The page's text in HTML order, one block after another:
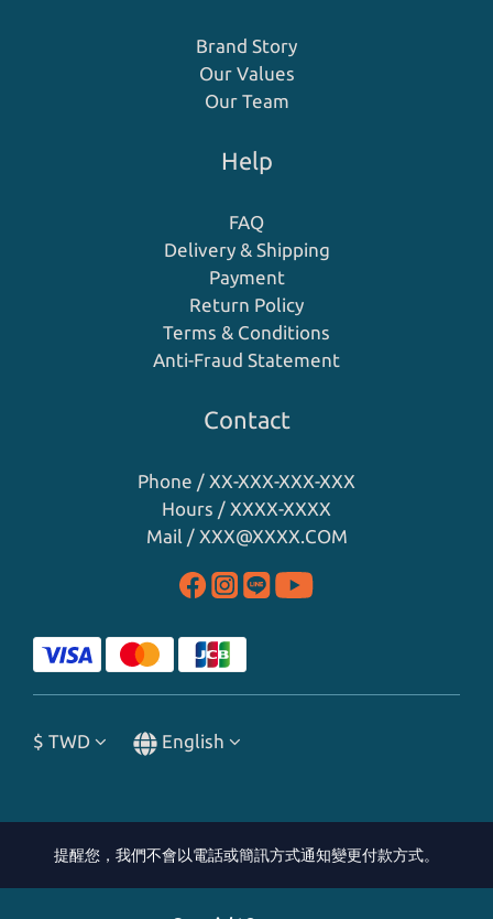
Brand Story
Our Values
Our Team
Help
FAQ
Delivery & Shipping
Payment
Return Policy
Terms & Conditions
Anti-Fraud Statement
Contact
Phone / XX-XXX-XXX-XXX
Hours / XXXX-XXXX
Mail / XXX@XXXX.COM
$ TWD English
提醒您，我們不會以電話或簡訊方式通知變更付款方式。